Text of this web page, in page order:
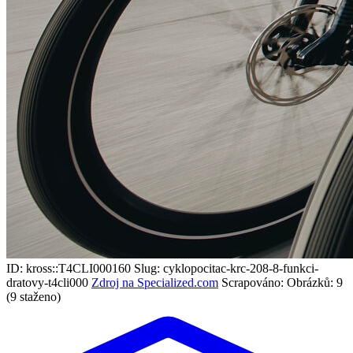
ID: kross::T4CLI000160 Slug: cyklopocitac-krc-208-8-funkci-
dratovy-t4cli000 Zdroj na Specialized.com Scrapováno: Obrázků: 9
(9 staženo)